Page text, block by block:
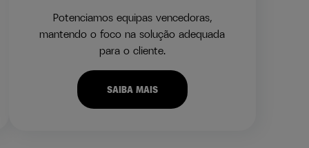
Potenciamos equipas vencedoras,
mantendo o foco na solução adequada
para o cliente.
SAIBA MAIS